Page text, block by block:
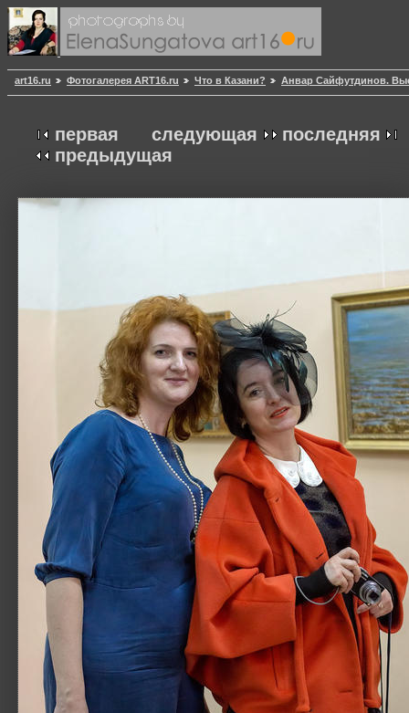
art16.ru Фотогалерея ART16.ru Что в Казани? Анвар Сайфутдинов.
следующая последняя
первая
предыдущая